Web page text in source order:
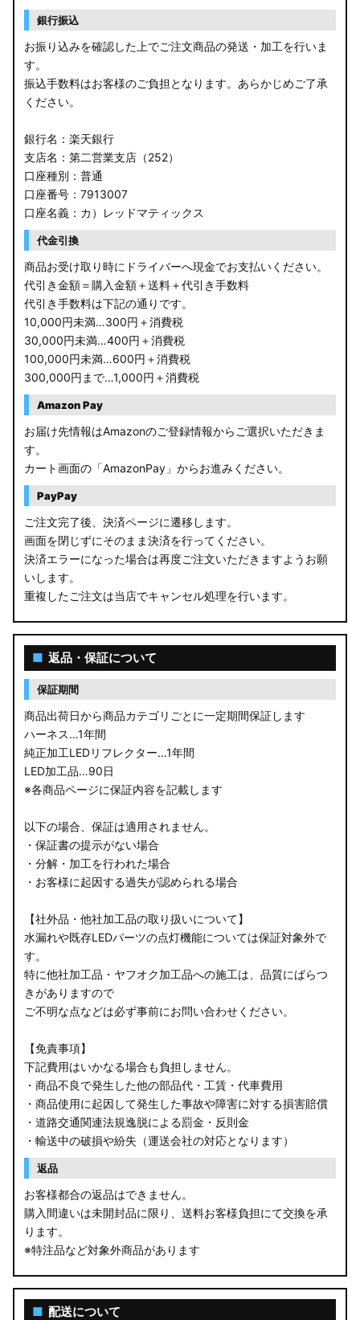
銀行振込
お振り込みを確認した上でご注文商品の発送・加工を行いま
す。
振込手数料はお客様のご負担となります。あらかじめご了承
ください。
銀行名：楽天銀行
支店名：第二営業支店（252）
口座種別：普通
口座番号：7913007
口座名義：カ）レッドマティックス
代金引換
商品お受け取り時にドライバーへ現金でお支払いください。
代引き金額＝購入金額＋送料＋代引き手数料
代引き手数料は下記の通りです。
10,000円未満…300円＋消費税
30,000円未満…400円＋消費税
100,000円未満…600円＋消費税
300,000円まで…1,000円＋消費税
Amazon Pay
お届け先情報はAmazonのご登録情報からご選択いただきま
す。
カート画面の「AmazonPay」からお進みください。
PayPay
ご注文完了後、決済ページに遷移します。
画面を閉じずにそのまま決済を行ってください。
決済エラーになった場合は再度ご注文いただきますようお願
いします。
重複したご注文は当店でキャンセル処理を行います。
■ 返品・保証について
保証期間
商品出荷日から商品カテゴリごとに一定期間保証します
ハーネス…1年間
純正加工LEDリフレクター…1年間
LED加工品…90日
※各商品ページに保証内容を記載します
以下の場合、保証は適用されません。
・保証書の提示がない場合
・分解・加工を行われた場合
・お客様に起因する過失が認められる場合
【社外品・他社加工品の取り扱いについて】
水漏れや既存LEDパーツの点灯機能については保証対象外で
す。
特に他社加工品・ヤフオク加工品への施工は、品質にばらつ
きがありますので
ご不明な点などは必ず事前にお問い合わせください。
【免責事項】
下記費用はいかなる場合も負担しません。
・商品不良で発生した他の部品代・工賃・代車費用
・商品使用に起因して発生した事故や障害に対する損害賠償
・道路交通関連法規逸脱による罰金・反則金
・輸送中の破損や紛失（運送会社の対応となります）
返品
お客様都合の返品はできません。
購入間違いは未開封品に限り、送料お客様負担にて交換を承
ります。
※特注品など対象外商品があります
■ 配送について